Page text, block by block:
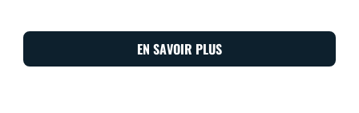
EN SAVOIR PLUS